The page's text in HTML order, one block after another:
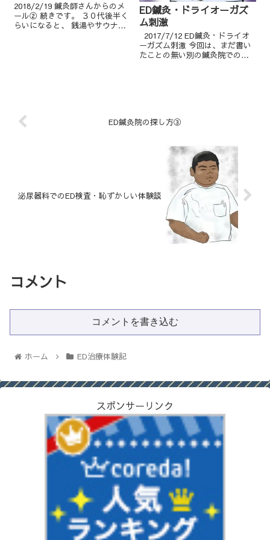
2018/2/19 鍼灸師さんからのメ
ール② 続きです。 ３０代後半く
らいになると、 銭湯やサウナな
ED鍼灸・ドライオーガズ
ム刺激
2017/7/12 ED鍼灸・ドライオ
ーガズム刺激 今回は、まだ書い
たことの無い別の鍼灸院での治
ED鍼灸院の探し方③
泌尿器科でのED検査・恥ずかしい体験談
コメント
コメントを書き込む
ホーム ED治療体験記
スポンサーリンク